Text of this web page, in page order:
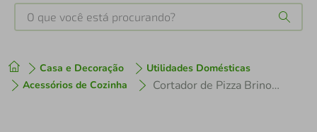
O que você está procurando?
Casa e Decoração
Utilidades Domésticas
Acessórios de Cozinha
Cortador de Pizza Brinox Precision em Aço Inox
1º tenis